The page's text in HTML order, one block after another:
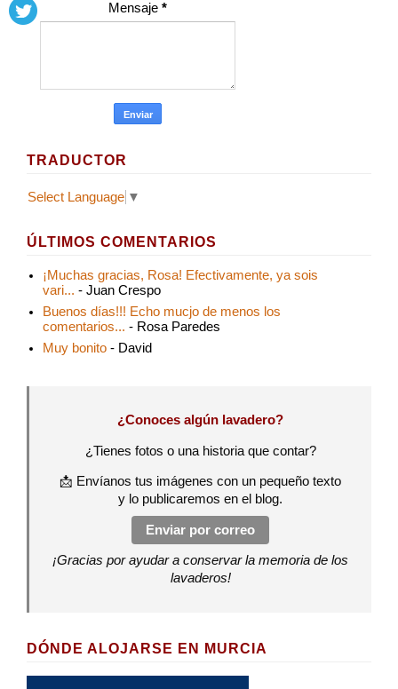
Mensaje *
TRADUCTOR
Select Language ▼
ÚLTIMOS COMENTARIOS
¡Muchas gracias, Rosa! Efectivamente, ya sois
vari... - Juan Crespo
Buenos días!!! Echo mucjo de menos los
comentarios... - Rosa Paredes
Muy bonito - David
¿Conoces algún lavadero?
¿Tienes fotos o una historia que contar?
📩 Envíanos tus imágenes con un pequeño texto
y lo publicaremos en el blog.
Enviar por correo
¡Gracias por ayudar a conservar la memoria de los
lavaderos!
DÓNDE ALOJARSE EN MURCIA